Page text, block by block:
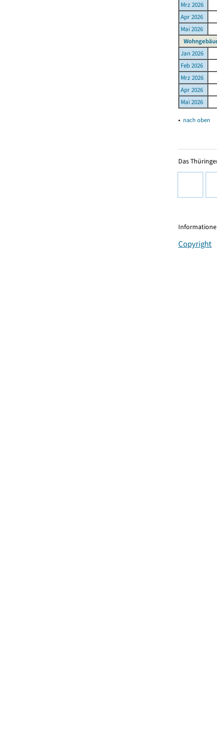
Mrz 2026
Apr 2026
Mai 2026
Jan 2026
Feb 2026
Mrz 2026
Apr 2026
Mai 2026
▴ nach oben
Das
Copyright